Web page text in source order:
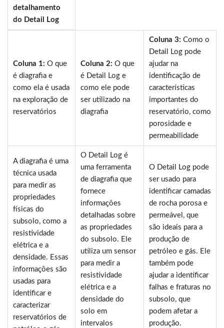
detalhamento
do Detail Log
Coluna 1: O que
é diagrafia e
como ela é usada
na exploração de
reservatórios
Coluna 2: O que
é Detail Log e
como ele pode
ser utilizado na
diagrafia
Coluna 3: Como o
Detail Log pode
ajudar na
identificação de
características
importantes do
reservatório, como
porosidade e
permeabilidade
A diagrafia é uma
técnica usada
para medir as
propriedades
físicas do
subsolo, como a
resistividade
elétrica e a
densidade. Essas
informações são
usadas para
identificar e
caracterizar
reservatórios de
O Detail Log é
uma ferramenta
de diagrafia que
fornece
informações
detalhadas sobre
as propriedades
do subsolo. Ele
utiliza um sensor
para medir a
resistividade
elétrica e a
densidade do
solo em
intervalos
O Detail Log pode
ser usado para
identificar camadas
de rocha porosa e
permeável, que
são ideais para a
produção de
petróleo e gás. Ele
também pode
ajudar a identificar
falhas e fraturas no
subsolo, que
podem afetar a
produção.